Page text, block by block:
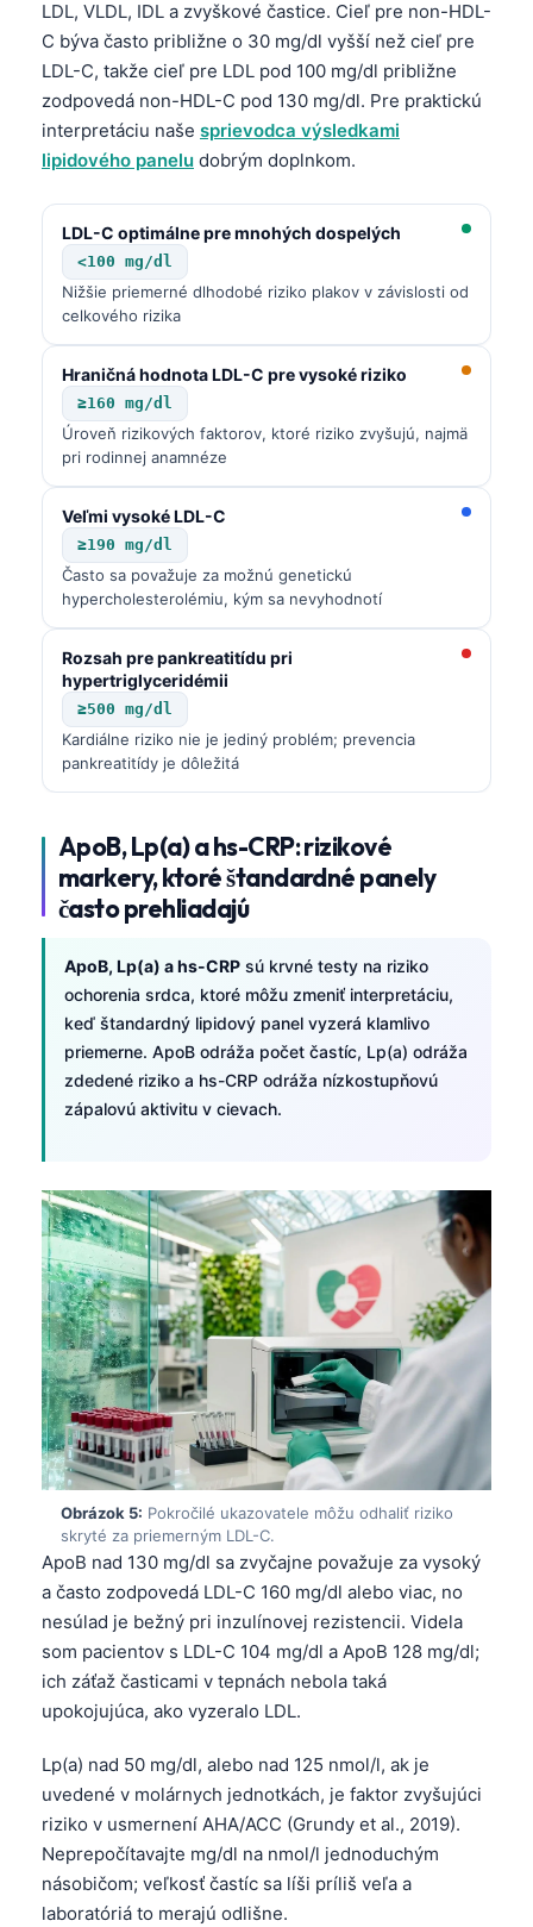
LDL, VLDL, IDL a zvyškové častice. Cieľ pre non-HDL-
C býva často približne o 30 mg/dl vyšší než cieľ pre
LDL-C, takže cieľ pre LDL pod 100 mg/dl približne
zodpovedá non-HDL-C pod 130 mg/dl. Pre praktickú
interpretáciu naše sprievodca výsledkami
lipidového panelu dobrým doplnkom.
LDL-C optimálne pre mnohých dospelých
<100 mg/dl
Nižšie priemerné dlhodobé riziko plakov v závislosti od
celkového rizika
Hraničná hodnota LDL-C pre vysoké riziko
≥160 mg/dl
Úroveň rizikových faktorov, ktoré riziko zvyšujú, najmä
pri rodinnej anamnéze
Veľmi vysoké LDL-C
≥190 mg/dl
Často sa považuje za možnú genetickú
hypercholesterolémiu, kým sa nevyhodnotí
Rozsah pre pankreatitídu pri
hypertriglyceridémii
≥500 mg/dl
Kardiálne riziko nie je jediný problém; prevencia
pankreatitídy je dôležitá
ApoB, Lp(a) a hs-CRP: rizikové
markery, ktoré štandardné panely
často prehliadajú
ApoB, Lp(a) a hs-CRP sú krvné testy na riziko
ochorenia srdca, ktoré môžu zmeniť interpretáciu,
keď štandardný lipidový panel vyzerá klamlivo
priemerne. ApoB odráža počet častíc, Lp(a) odráža
zdedené riziko a hs-CRP odráža nízkostupňovú
zápalovú aktivitu v cievach.
Obrázok 5: Pokročilé ukazovatele môžu odhaliť riziko
skryté za priemerným LDL-C.
ApoB nad 130 mg/dl sa zvyčajne považuje za vysoký
a často zodpovedá LDL-C 160 mg/dl alebo viac, no
nesúlad je bežný pri inzulínovej rezistencii. Videla
som pacientov s LDL-C 104 mg/dl a ApoB 128 mg/dl;
ich záťaž časticami v tepnách nebola taká
upokojujúca, ako vyzeralo LDL.
Lp(a) nad 50 mg/dl, alebo nad 125 nmol/l, ak je
uvedené v molárnych jednotkách, je faktor zvyšujúci
riziko v usmernení AHA/ACC (Grundy et al., 2019).
Neprepočítavajte mg/dl na nmol/l jednoduchým
násobičom; veľkosť častíc sa líši príliš veľa a
laboratóriá to merajú odlišne.
پښتو
سنڌي
සිංහල
অসমীয়া
Galego
Latviešu valoda
Македонски јазик
Euskara
Gàidhlig
Occitan
العربية المغربية
Afrikaans
Монгол
ພາສາລາວ
Basa Jawa
Cebuano
ئۇيغۇرچە
Кыргызча
Татар теле
Frysk
Ślōnskŏ gŏdka
Norsk bokmål